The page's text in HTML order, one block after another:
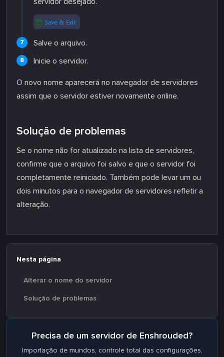
Salve o arquivo.
Inicie o servidor.
O novo nome aparecerá no navegador de servidores
assim que o servidor estiver novamente online.
Solução de problemas
Se o nome não for atualizado na lista de servidores,
confirme que o arquivo foi salvo e que o servidor foi
completamente reiniciado. Também pode levar um ou
dois minutos para o navegador de servidores refletir a
alteração.
Nesta página
Alterar o nome do servidor
Solução de problemas
Precisa de um servidor de Enshrouded?
Importação de mundos, controle total das configurações,